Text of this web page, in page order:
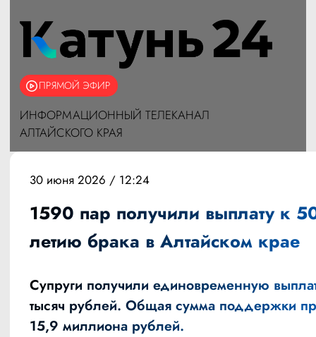
ПРЯМОЙ ЭФИР
ИНФОРМАЦИОННЫЙ ТЕЛЕКАНАЛ
АЛТАЙСКОГО КРАЯ
30 июня 2026 / 12:24
1590 пар получили выплату к
летию брака в Алтайском крае
Супруги получили единовременную
тысяч рублей. Общая сумма поддержки
15,9 миллиона рублей.